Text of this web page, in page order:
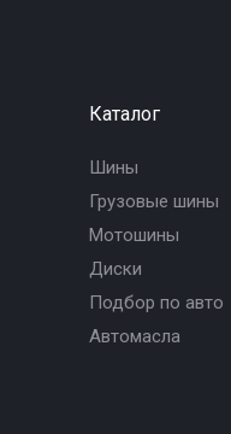
Каталог
Шины
Грузовые шины
Мотошины
Диски
Подбор по авто
Автомасла